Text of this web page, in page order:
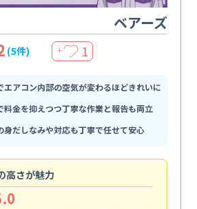
ベアーズ
(5件) ＋ 1
エアコン内部の空気が変わるほどきれいに
料金を抑えつつ丁寧な作業と報告も両立
身だしなみや対応も丁寧で任せて安心
高さが魅力